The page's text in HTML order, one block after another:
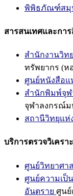
พิพิธภัณฑ์สมุ
สารสนเทศและกา
สำนักงานวิท
ทรัพยากร (ห
ศูนย์หนังสือแ
สำนักพิมพ์จุ
จุฬาลงกรณ์ม
สถานีวิทยุแห่
บริการตรวจวิเคร
ศูนย์วิทยาศา
ศูนย์ความเป็
อันตราย ศูนย์